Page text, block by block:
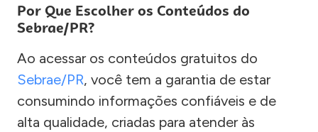
Por Que Escolher os Conteúdos do
Sebrae/PR?
Ao acessar os conteúdos gratuitos do
Sebrae/PR, você tem a garantia de estar
consumindo informações confiáveis e de
alta qualidade, criadas para atender às